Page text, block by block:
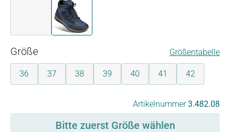
dunkelblau
Größeauswählen Größentabelle
36 37 38 39 40 41 42
Artikelnummer3.482.08
Bitte zuerst Größe wählen